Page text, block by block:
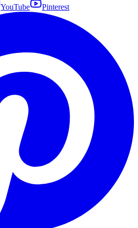
YouTube Pinterest